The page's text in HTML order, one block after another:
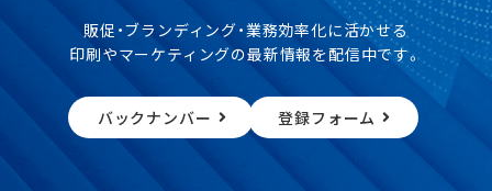
販促・ブランディング・業務効率化に活かせる
印刷やマーケティングの最新情報を配信中です。
バックナンバー 登録フォーム